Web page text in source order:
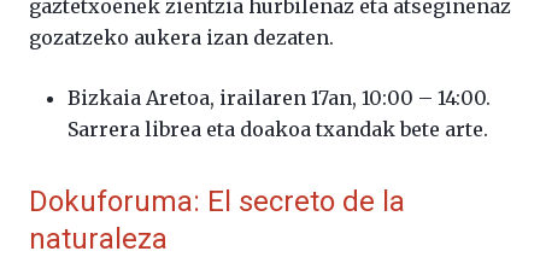
gaztetxoenek zientzia hurbilenaz eta atseginenaz
gozatzeko aukera izan dezaten.
Bizkaia Aretoa, irailaren 17an, 10:00 – 14:00.
Sarrera librea eta doakoa txandak bete arte.
Dokuforuma: El secreto de la
naturaleza